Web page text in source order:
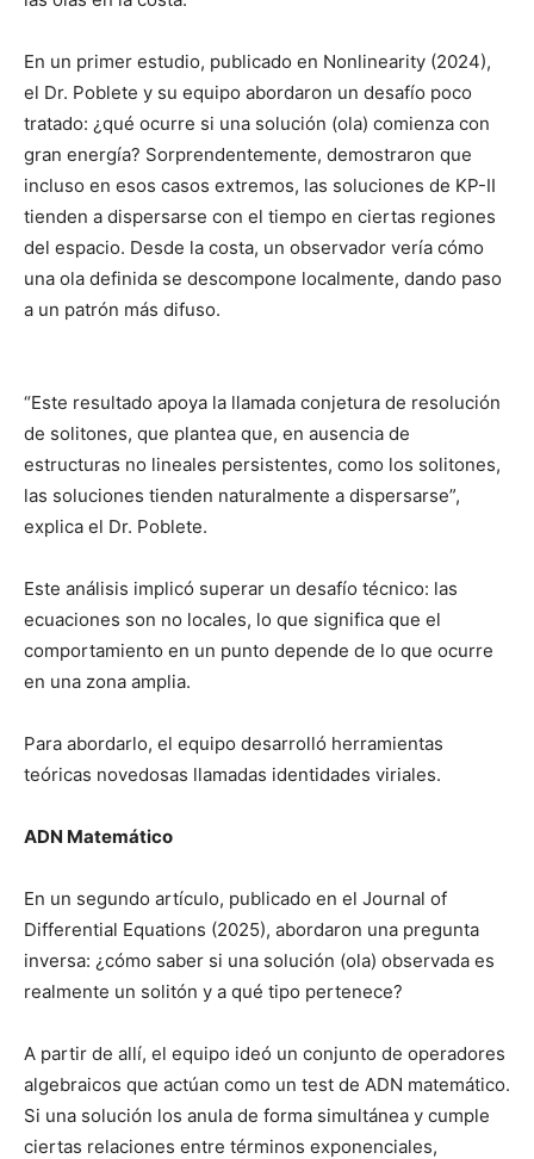
En un primer estudio, publicado en Nonlinearity (2024),
el Dr. Poblete y su equipo abordaron un desafío poco
tratado: ¿qué ocurre si una solución (ola) comienza con
gran energía? Sorprendentemente, demostraron que
incluso en esos casos extremos, las soluciones de KP-II
tienden a dispersarse con el tiempo en ciertas regiones
del espacio. Desde la costa, un observador vería cómo
una ola definida se descompone localmente, dando paso
a un patrón más difuso.
“Este resultado apoya la llamada conjetura de resolución
de solitones, que plantea que, en ausencia de
estructuras no lineales persistentes, como los solitones,
las soluciones tienden naturalmente a dispersarse”,
explica el Dr. Poblete.
Este análisis implicó superar un desafío técnico: las
ecuaciones son no locales, lo que significa que el
comportamiento en un punto depende de lo que ocurre
en una zona amplia.
Para abordarlo, el equipo desarrolló herramientas
teóricas novedosas llamadas identidades viriales.
ADN Matemático
En un segundo artículo, publicado en el Journal of
Differential Equations (2025), abordaron una pregunta
inversa: ¿cómo saber si una solución (ola) observada es
realmente un solitón y a qué tipo pertenece?
A partir de allí, el equipo ideó un conjunto de operadores
algebraicos que actúan como un test de ADN matemático.
Si una solución los anula de forma simultánea y cumple
ciertas relaciones entre términos exponenciales,